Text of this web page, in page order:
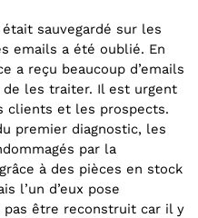
était sauvegardé sur les
emails a été oublié. En
a reçu beaucoup d’emails
de les traiter. Il est urgent
clients et les prospects.
premier diagnostic, les
par la
à des pièces en stock
l’un d’eux pose
pas être reconstruit car il y